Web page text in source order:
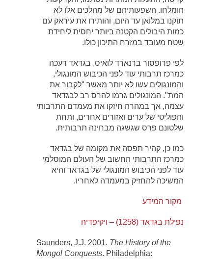
הומלחו. השפעותיהם של מהלכים אלו לא
תוקנו במלואן עד היום, והותירו את עיראק עם
כמות היבולים הקטנה ביותר יחסית ליחידת
שטח מעובד במזרח התיכון כולו.
לפי פרופסור ברנארד לואיס, בגדאד דעכה
כמרכז תרבותי עוד לפני הכיבוש המונגולי,
והמונגולים עשו לא יותר מאשר "לקבור את
המת". המונגולים גרמו להרס רב לבגדאד
עצמה, אך במהרה חיזקו את מעמדם התרבותי
והפוליטי של ערים ואזורים אחרים, ותחת
שלטונם פרס שגשגה מבחינה תרבותית.
כמו כן, קהיר תפסה את מקומה של בגדאד
כמרכז התרבותי החשוב של העולם המוסלמי
עוד לפני הכיבוש המונגולי של בגדאד והיא
המשיכה להחזיק במעמדה לאחריו.
מקור המידע
נפילת בגדאד (1258) – ויקיפדיה
Saunders, J.J. 2001. The History of the
Mongol Conquests. Philadelphia: